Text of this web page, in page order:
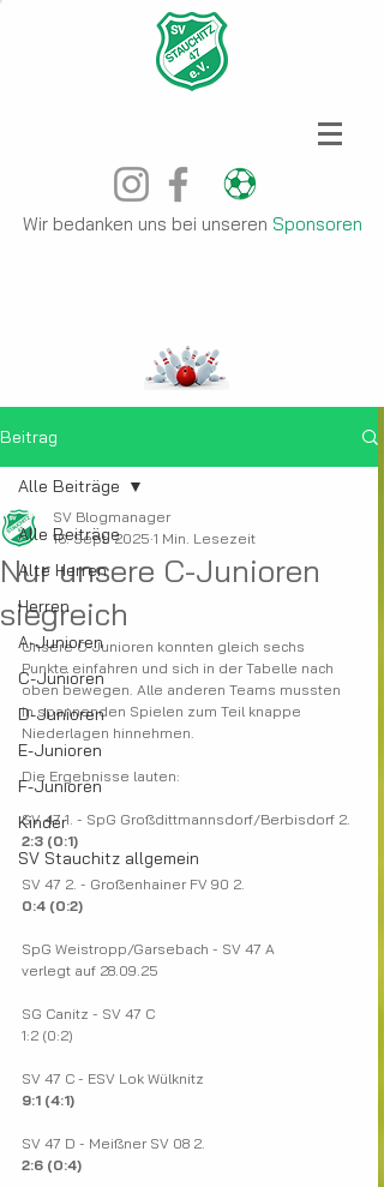
Wir bedanken uns bei unseren Sponsoren
Beitrag
Alle Beiträge
Alte Herren
Herren
A-Junioren
C-Junioren
D-Junioren
E-Junioren
F-Junioren
Kinder
SV Stauchitz allgemein
Alle Beiträge
Nur unsere C-Junioren
siegreich
SV Blogmanager
16. Sept. 2025 1 Min. Lesezeit
Unsere C-Junioren konnten gleich sechs
Punkte einfahren und sich in der Tabelle nach
oben bewegen. Alle anderen Teams mussten
in spannenden Spielen zum Teil knappe
Niederlagen hinnehmen.
Die Ergebnisse lauten:
SV 47 1. - SpG Großdittmannsdorf/Berbisdorf 2.
2:3 (0:1)
SV 47 2. - Großenhainer FV 90 2.
0:4 (0:2)
SpG Weistropp/Garsebach - SV 47 A
verlegt auf 28.09.25
SG Canitz - SV 47 C
1:2 (0:2)
SV 47 C - ESV Lok Wülknitz
9:1 (4:1)
SV 47 D - Meißner SV 08 2.
2:6 (0:4)